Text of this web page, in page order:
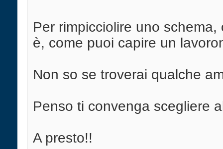
Per rimpicciolire uno
è, come puoi capire un
Non so se troverai qualche
Penso ti convenga scegliere
A presto!!